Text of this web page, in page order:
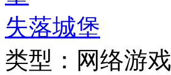
失落城堡
类型： 网络游戏